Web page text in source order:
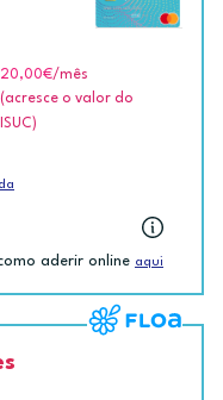
20,00€/mês
(acresce o valor do
ISUC)
aderir online aqui